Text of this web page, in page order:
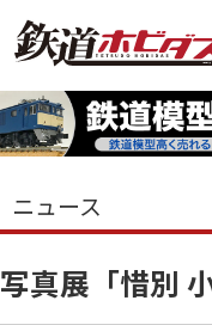
ニュース
写真展「惜別